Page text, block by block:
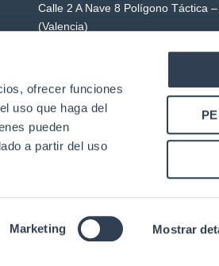
ofrecer funciones
uso que haga del
pueden
a partir del uso
Marketing Mostrar
Calle 2 A Nave 8 Polígono Táctica
(Valencia)
Polígono Industrial Táctica, Carrer
Paterna (Valencia)
Y
o
u
L
n
n
Política de Cookies | Condiciones de Uso